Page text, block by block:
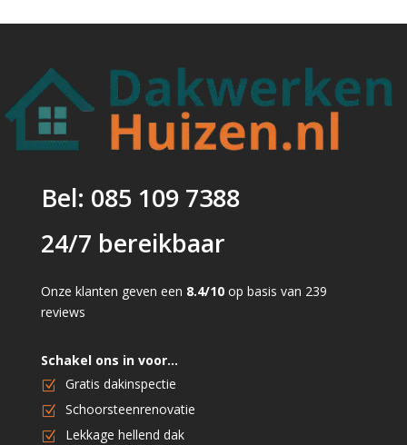
Bel: 085 109 7388
24/7 bereikbaar
Onze klanten geven een 8.4/10 op basis van 239
reviews
Schakel ons in voor…
Gratis dakinspectie
Schoorsteenrenovatie
Lekkage hellend dak